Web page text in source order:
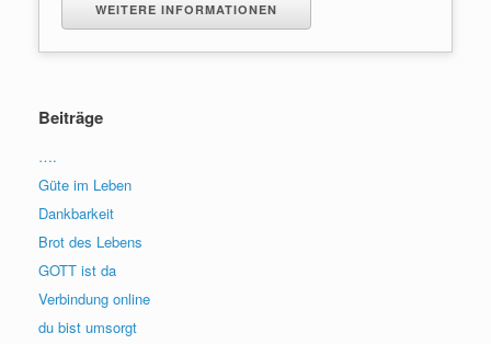
WEITERE INFORMATIONEN
Beiträge
….
Güte im Leben
Dankbarkeit
Brot des Lebens
GOTT ist da
Verbindung online
du bist umsorgt